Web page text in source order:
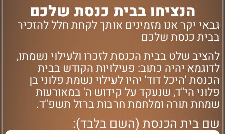
הנציחו בבית כנסת שלכם
גבאי יקר אנו מזמינים אותך לקחת חלל להזכיר
בבית כנסת שלכם
להציב שלט בבית הכנסת לזכרו ולעילוי נשמתו,
לדוגמא יהיה כתוב: פעילויות הקודש בבית
הכנסת 'היכל דוד' יהיו לעילוי נשמת פלוני בן
פלוני הי"ד, שנעקד על קידוש ה' במאורעות
שמחת תורה ומלחמת חרבות ברזל תשפ"ד.
שם בית הכנסת (השם בלבד):